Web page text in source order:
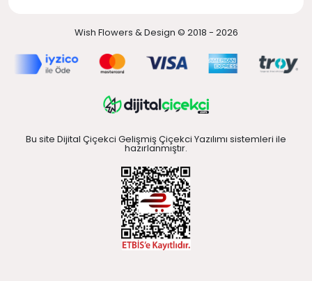
Wish Flowers & Design © 2018 - 2026
Bu site Dijital Çiçekci Gelişmiş Çiçekci Yazılımı sistemleri ile
hazırlanmıştır.